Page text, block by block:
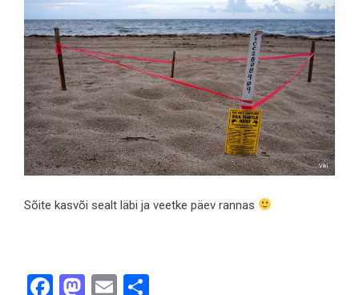
Sõite kasvõi sealt läbi ja veetke päev rannas
Facebook
Mastodon
Email